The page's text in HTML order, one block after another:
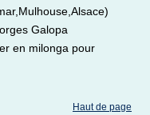
Galopa
en milonga pour
Haut de page